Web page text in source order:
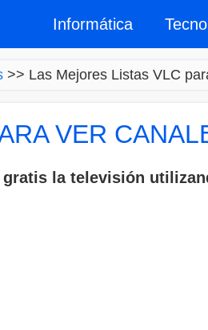
Informática
>> Las Mejores Listas VLC
VER
gratis la televisión